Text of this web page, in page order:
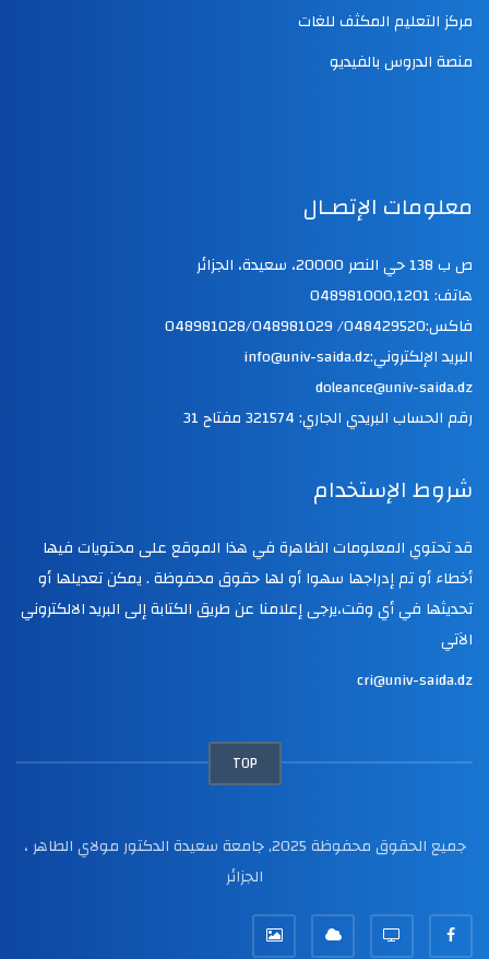
مركز التعليم المكثف للغات
منصة الدروس بالفيديو
معلومات الإتصـال
ص ب 138 حي النصر 20000، سعيدة، الجزائر
هاتف: 048981000,1201
فاكس:048429520/ 048981028/048981029
البريد الإلكتروني:info@univ-saida.dz
doleance@univ-saida.dz
رقم الحساب البريدي الجاري: 321574 مفتاح 31
شروط الإستخدام
قد تحتوي المعلومات الظاهرة في هذا الموقع على محتويات فيها
أخطاء أو تم إدراجها سهوا أو لها حقوق محفوظة . يمكن تعديلها أو
تحديثها في أي وقت،يرجى إعلامنا عن طريق الكتابة إلى البريد الالكتروني
الآتي
cri@univ-saida.dz
TOP
جميع الحقوق محفوظة 2025, جامعة سعيدة الدكتور مولاي الطاهر ،
الجزائر